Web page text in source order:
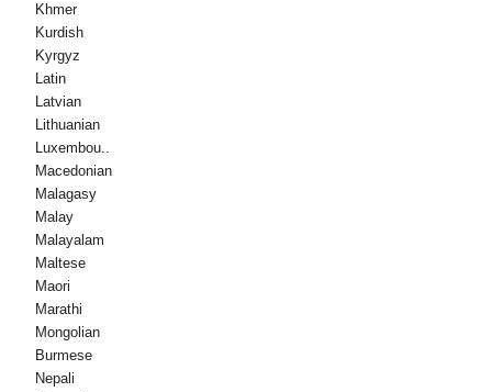
Khmer
Kurdish
Kyrgyz
Latin
Latvian
Lithuanian
Luxembou..
Macedonian
Malagasy
Malay
Malayalam
Maltese
Maori
Marathi
Mongolian
Burmese
Nepali